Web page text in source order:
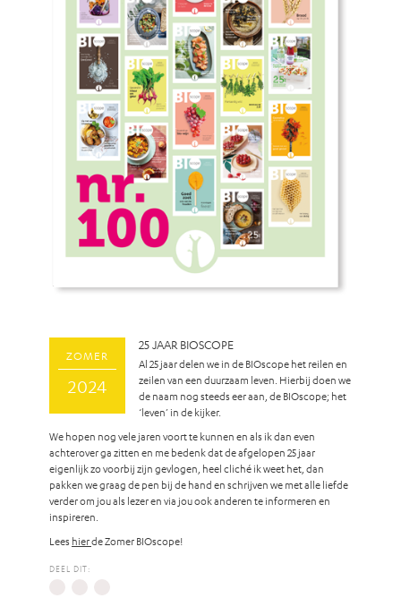
ZOMER
2024
25 JAAR BIOSCOPE
Al 25 jaar delen we in de BIOscope het reilen en
zeilen van een duurzaam leven. Hierbij doen we
de naam nog steeds eer aan, de BIOscope; het
‘leven’ in de kijker.
We hopen nog vele jaren voort te kunnen en als ik dan even
achterover ga zitten en me bedenk dat de afgelopen 25 jaar
eigenlijk zo voorbij zijn gevlogen, heel cliché ik weet het, dan
pakken we graag de pen bij de hand en schrijven we met alle liefde
verder om jou als lezer en via jou ook anderen te informeren en
inspireren.
Leeshierde Zomer BIOscope!
DEEL DIT: